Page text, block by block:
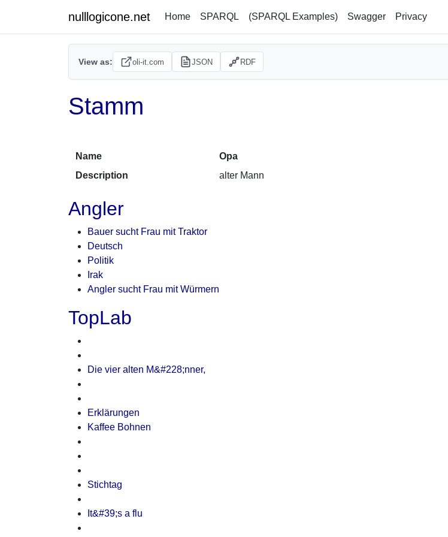
nulllogicone.net Home SPARQL (SPARQL Examples) Swagger Privacy
View as: oli-it.com JSON RDF
Stamm
Name
Opa
Description
alter Mann
Angler
Bauer sucht Frau mit Traktor
Deutsch
Politik
Irak
Angler sucht Frau mit Würmern
TopLab
Die vier alten M&#228;nner,
Erklärungen
Kaffee Bohnen
Stichtag
It&#39;s a flu